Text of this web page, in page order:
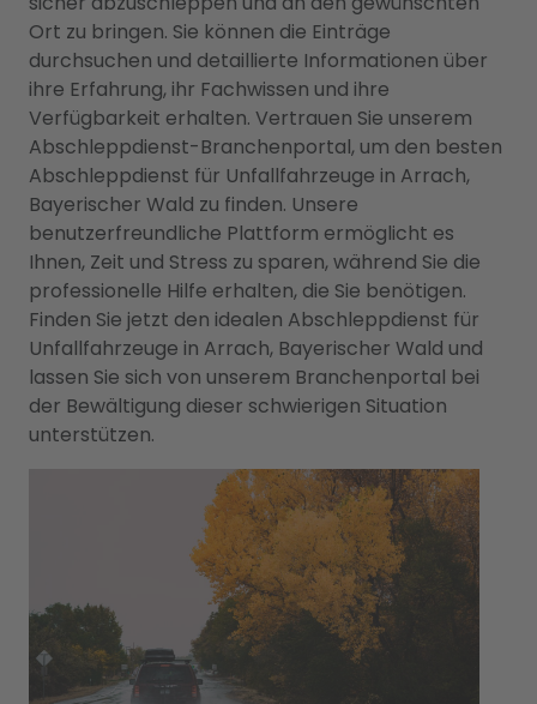
Ort zu bringen. Sie können die Einträge
durchsuchen und detaillierte Informationen über
ihre Erfahrung, ihr Fachwissen und ihre
Verfügbarkeit erhalten. Vertrauen Sie unserem
Abschleppdienst-Branchenportal, um den besten
Abschleppdienst für Unfallfahrzeuge in Arrach,
Bayerischer Wald zu finden. Unsere
benutzerfreundliche Plattform ermöglicht es
Ihnen, Zeit und Stress zu sparen, während Sie die
professionelle Hilfe erhalten, die Sie benötigen.
Finden Sie jetzt den idealen Abschleppdienst für
Unfallfahrzeuge in Arrach, Bayerischer Wald und
lassen Sie sich von unserem Branchenportal bei
der Bewältigung dieser schwierigen Situation
unterstützen.